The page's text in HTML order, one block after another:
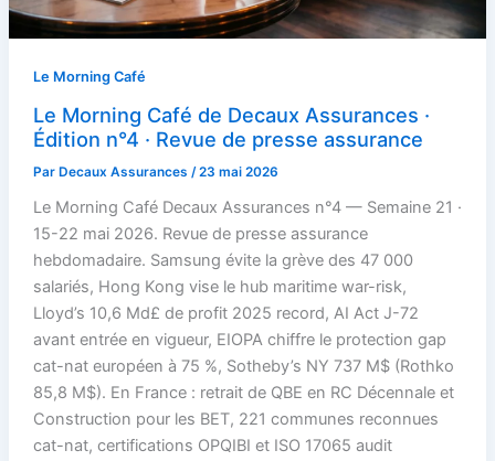
Le Morning Café
Le Morning Café de Decaux Assurances ·
Édition n°4 · Revue de presse assurance
Par Decaux Assurances /23 mai 2026
Le Morning Café Decaux Assurances n°4 — Semaine 21 ·
15-22 mai 2026. Revue de presse assurance
hebdomadaire. Samsung évite la grève des 47 000
salariés, Hong Kong vise le hub maritime war-risk,
Lloyd’s 10,6 Md£ de profit 2025 record, AI Act J-72
avant entrée en vigueur, EIOPA chiffre le protection gap
cat-nat européen à 75 %, Sotheby’s NY 737 M$ (Rothko
85,8 M$). En France : retrait de QBE en RC Décennale et
Construction pour les BET, 221 communes reconnues
cat-nat, certifications OPQIBI et ISO 17065 audit